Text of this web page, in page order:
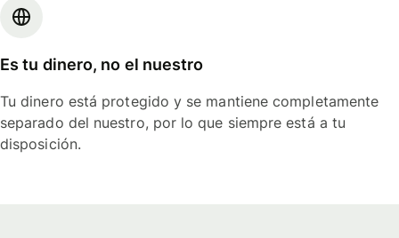
Es tu dinero, no el nuestro
Tu dinero está protegido y se mantiene completamente
separado del nuestro, por lo que siempre está a tu
disposición.